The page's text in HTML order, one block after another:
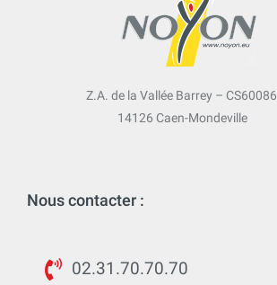
Z.A. de la Vallée Barrey – CS60086
14126 Caen-Mondeville
Nous contacter :
02.31.70.70.70